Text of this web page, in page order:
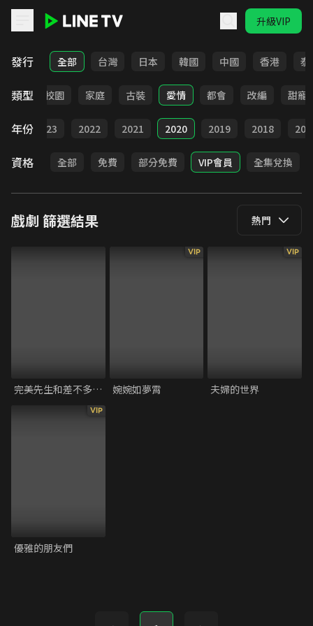
升級VIP
LINE TV - 戲劇
發行 全部 台灣 日本 韓國 中國 香港 泰
類型
職場 校園 家庭 古裝 愛情 都會 改編 甜寵
年份 2023 2022 2021 2020 2019 2018
資格 全部 免費 部分免費 VIP會員 全集兌換
戲劇 篩選結果 熱門
完美先生和差不多小姐
VIP
婉婉如夢霄
VIP
夫婦的世界
VIP
優雅的朋友們